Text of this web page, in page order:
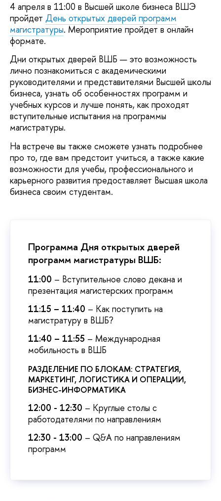
4 апреля в 11:00 в Высшей школе бизнеса ВШЭ
пройдет День открытых дверей программ
магистратуры. Мероприятие пройдет в онлайн
формате.
Дни открытых дверей ВШБ — это возможность
лично познакомиться с академическими
руководителями и представителями Высшей школы
бизнеса, узнать об особенностях программ и
учебных курсов и лучше понять, как проходят
вступительные испытания на программы
магистратуры.
На встрече вы также сможете узнать подробнее
про то, где вам предстоит учиться, а также какие
возможности для учебы, профессионального и
карьерного развития предоставляет Высшая школа
бизнеса своим студентам.
Программа Дня открытых дверей
программ магистратуры ВШБ:
11:00 – Вступительное слово декана и
презентация магистерских программ
11:15 – 11:40 – Как поступить на
магистратуру в ВШБ?
11:40 – 11:55 – Международная
мобильность в ВШБ
РАЗДЕЛЕНИЕ ПО БЛОКАМ: СТРАТЕГИЯ,
МАРКЕТИНГ, ЛОГИСТИКА И ОПЕРАЦИИ,
БИЗНЕС-ИНФОРМАТИКА
12:00 - 12:30 – Круглые столы с
работодателями по направлениям
12:30 - 13:00 – Q&A по направлениям
программ